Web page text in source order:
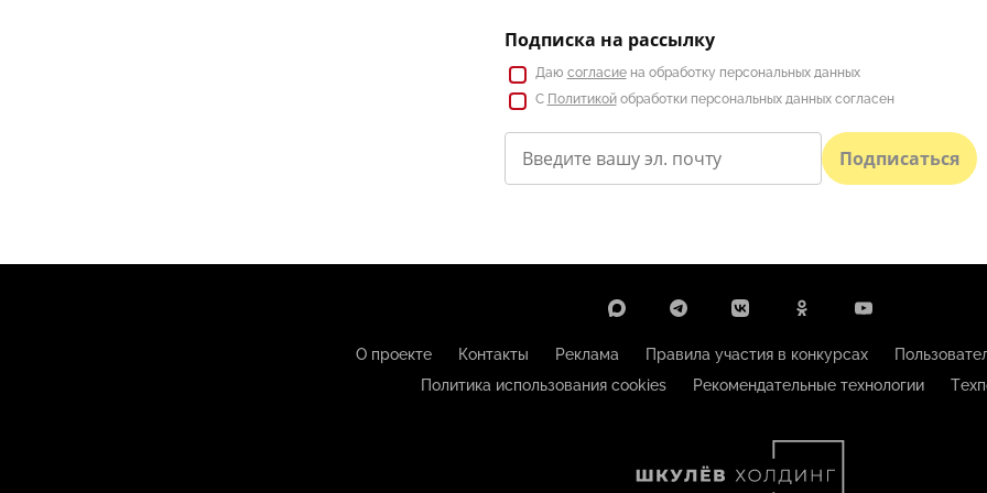
Подписка на рассылку
Даю согласиена обработку персональных данных
С Политикойобработки персональных данных согласен
Подписаться
О проекте Контакты Реклама Правила участия в конкурсах
Политика использования cookies
Рекомендательные технологии